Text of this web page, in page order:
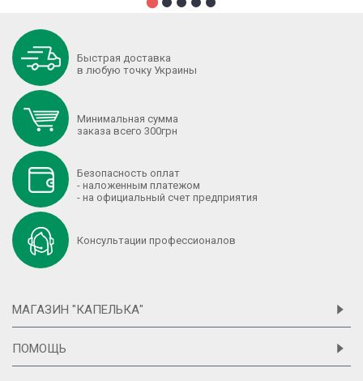
Быстрая доставка
в любую точку Украины
Минимальная сумма
заказа всего 300грн
Безопасность оплат
- наложенным платежом
- на официальный счет предприятия
Консультации профессионалов
МАГАЗИН "КАПЕЛЬКА"
ПОМОЩЬ